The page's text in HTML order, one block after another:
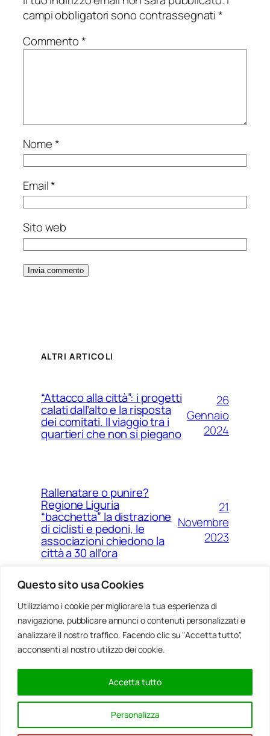
Questo sito usa Cookies
Utilizziamo i cookie per migliorare la tua esperienza di
navigazione, pubblicare annunci o contenuti personalizzati e
analizzare il nostro traffico. Facendo clic su "Accetta tutto",
acconsenti al nostro utilizzo dei cookie.
Personalizza
Accetta tutto
campi obbligatori sono contrassegnati*
Commento*
Nome*
Email*
Sito web
ALTRI ARTICOLI
“Attacco alla città”: i progetti
calati dall’alto e la risposta
dei comitati. Il viaggio tra i
quartieri che non si piegano
26
Gennaio
2024
Rallenatare o punire?
Regione Liguria
“bacchetta” la distrazione
di ciclisti e pedoni, le
associazioni chiedono la
città a 30 all’ora
21
Novembre
2023
Ponte Morandi e quell’anno
zero che non è mai arrivato a
Genova
Agosto
2023
Rinnovabili, al passo della
Bocchetta un parco eolico
con 5 pale da 150 metri
Gennaio